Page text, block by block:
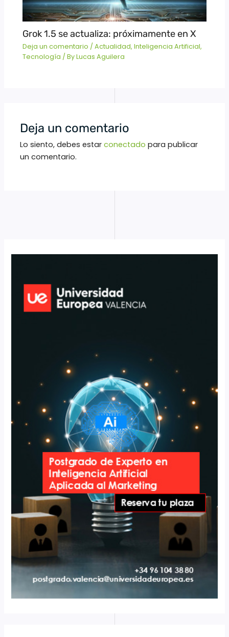
Grok 1.5 se actualiza: próximamente en X
Deja un comentario /Actualidad,Inteligencia Artificial,
Tecnología / ByLucas Aguilera
Deja un comentario
Lo siento, debes estarconectado para publicar
un comentario.